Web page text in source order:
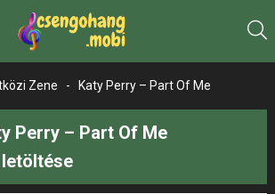
Zene - Katy Perry – Part Of Me
Perry – Part Of Me